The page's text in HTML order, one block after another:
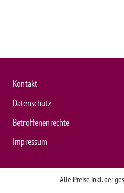
Kontakt
Datenschutz
Betroffenenrechte
Impressum
Alle Preise inkl. der